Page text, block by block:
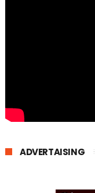
ADVERTAISING